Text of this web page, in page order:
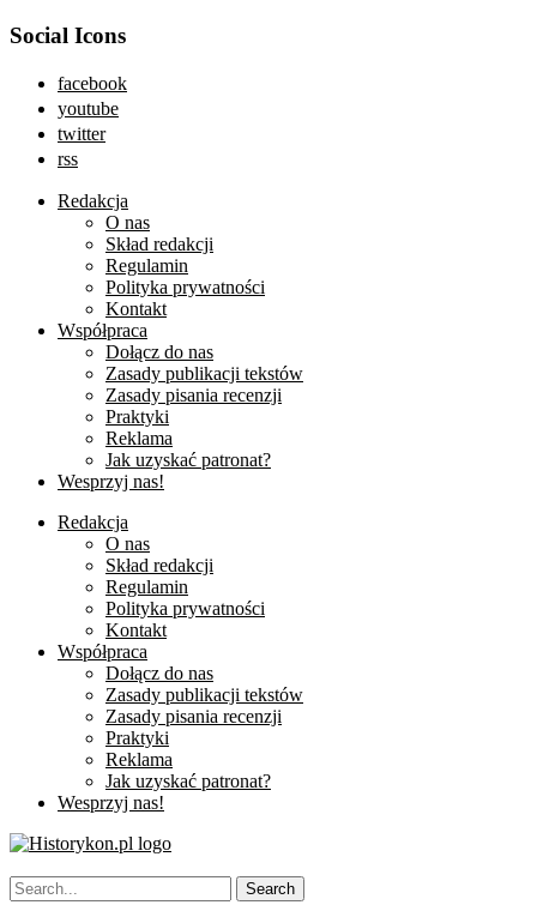
Social Icons
facebook
youtube
twitter
rss
Redakcja
O nas
Skład redakcji
Regulamin
Polityka prywatności
Kontakt
Współpraca
Dołącz do nas
Zasady publikacji tekstów
Zasady pisania recenzji
Praktyki
Reklama
Jak uzyskać patronat?
Wesprzyj nas!
Redakcja
O nas
Skład redakcji
Regulamin
Polityka prywatności
Kontakt
Współpraca
Dołącz do nas
Zasady publikacji tekstów
Zasady pisania recenzji
Praktyki
Reklama
Jak uzyskać patronat?
Wesprzyj nas!